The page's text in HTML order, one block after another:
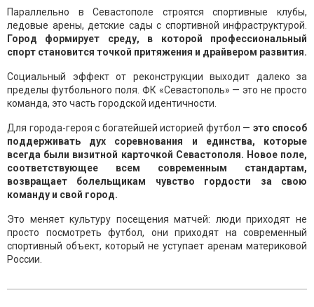
Параллельно в Севастополе строятся спортивные клубы,
ледовые арены, детские сады с спортивной инфраструктурой.
Город формирует среду, в которой профессиональный
спорт становится точкой притяжения и драйвером развития.
Социальный эффект от реконструкции выходит далеко за
пределы футбольного поля. ФК «Севастополь» — это не просто
команда, это часть городской идентичности.
Для города-героя с богатейшей историей футбол — это способ
поддерживать дух соревнования и единства, которые
всегда были визитной карточкой Севастополя. Новое поле,
соответствующее всем современным стандартам,
возвращает болельщикам чувство гордости за свою
команду и свой город.
Это меняет культуру посещения матчей: люди приходят не
просто посмотреть футбол, они приходят на современный
спортивный объект, который не уступает аренам материковой
России.